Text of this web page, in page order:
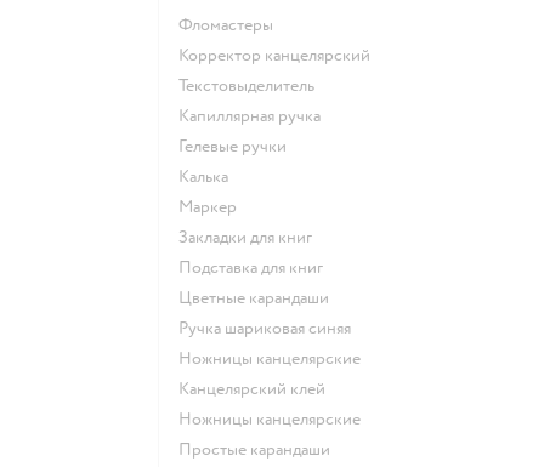
Фломастеры
Корректор канцелярский
Текстовыделитель
Капиллярная ручка
Гелевые ручки
Калька
Маркер
Закладки для книг
Подставка для книг
Цветные карандаши
Ручка шариковая синяя
Ножницы канцелярские
Канцелярский клей
Ножницы канцелярские
Простые карандаши